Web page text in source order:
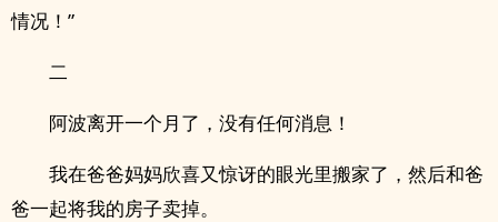
情况！”
二
阿波离开一个月了，没有任何消息！
我在爸爸妈妈欣喜又惊讶的眼光里搬家了，然后和爸
爸一起将我的房子卖掉。